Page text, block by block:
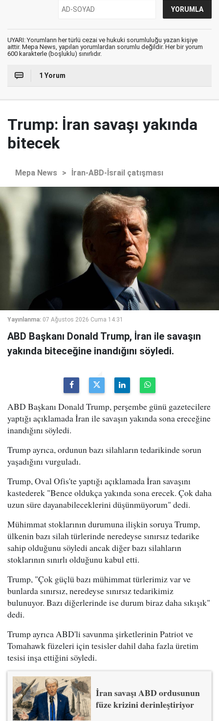
UYARI: Yorumların her türlü cezai ve hukuki sorumluluğu yazan kişiye
aittir. Mepa News, yapılan yorumlardan sorumlu değildir. Her bir yorum
600 karakterle (boşluklu) sınırlıdır.
1 Yorum
Trump: İran savaşı yakında
bitecek
Mepa News > İran-ABD-İsrail çatışması
Yayınlanma: 07 Ağustos 2026 Cuma 14:31
ABD Başkanı Donald Trump, İran ile savaşın
yakında biteceğine inandığını söyledi.
ABD Başkanı Donald Trump, perşembe günü gazetecilere
yaptığı açıklamada İran ile savaşın yakında sona ereceğine
inandığını söyledi.
Trump ayrıca, ordunun bazı silahların tedarikinde sorun
yaşadığını vurguladı.
Trump, Oval Ofis'te yaptığı açıklamada İran savaşını
kastederek "Bence oldukça yakında sona erecek. Çok daha
uzun süre dayanabileceklerini düşünmüyorum" dedi.
Mühimmat stoklarının durumuna ilişkin soruya Trump,
ülkenin bazı silah türlerinde neredeyse sınırsız tedarike
sahip olduğunu söyledi ancak diğer bazı silahların
stoklarının sınırlı olduğunu kabul etti.
Trump, "Çok güçlü bazı mühimmat türlerimiz var ve
bunlarda sınırsız, neredeyse sınırsız tedarikimiz
bulunuyor. Bazı diğerlerinde ise durum biraz daha sıkışık"
dedi.
Trump ayrıca ABD'li savunma şirketlerinin Patriot ve
Tomahawk füzeleri için tesisler dahil daha fazla üretim
tesisi inşa ettiğini söyledi.
İran savaşı ABD ordusunun
füze krizini derinleştiriyor